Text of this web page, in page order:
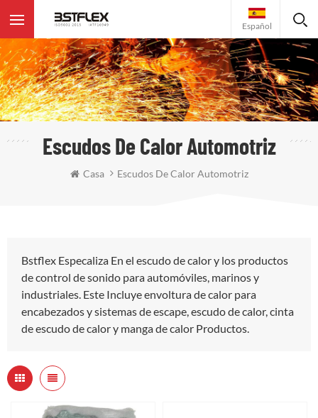
Español
Escudos De Calor Automotriz
Casa Escudos De Calor Automotriz
Bstflex Especaliza En el escudo de calor y los productos
de control de sonido para automóviles, marinos y
industriales. Este Incluye envoltura de calor para
encabezados y sistemas de escape, escudo de calor, cinta
de escudo de calor y manga de calor Productos.